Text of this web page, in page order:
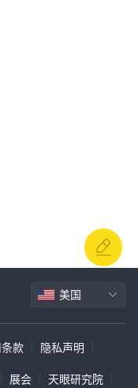
美国
款 隐私声明
展会 天眼研究院